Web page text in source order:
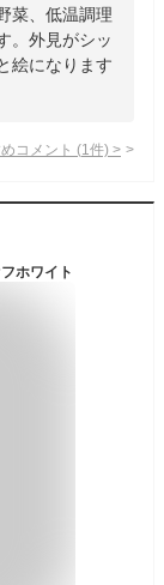
菜、低温調理
。外見がシッ
絵になります
コメント (1 件) >
ホワイト